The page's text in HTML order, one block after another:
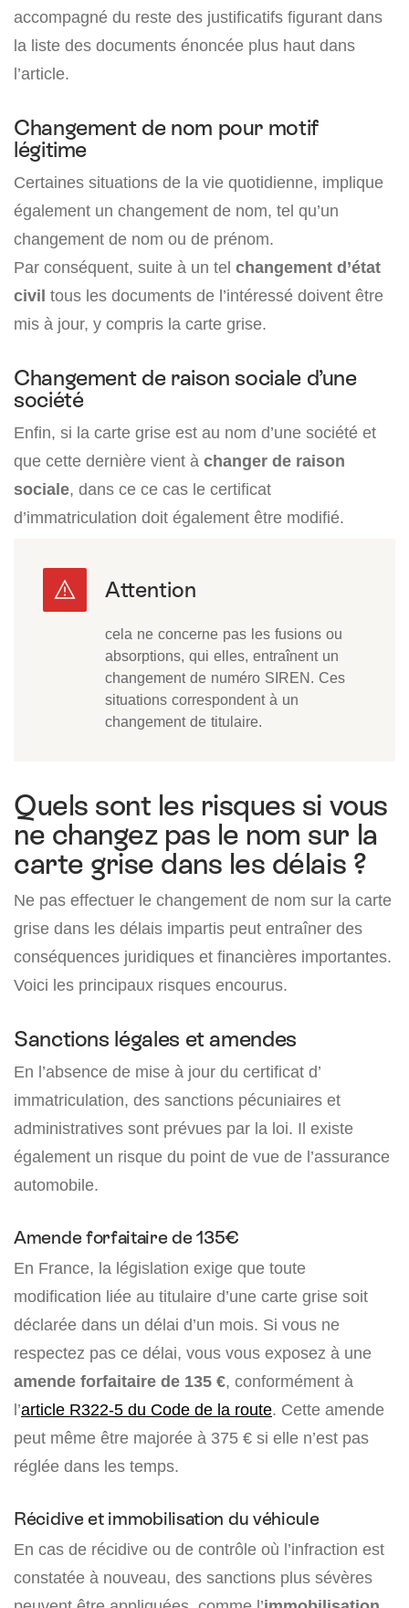
accompagné du reste des justificatifs figurant dans
la liste des documents énoncée plus haut dans
l’article.
Changement de nom pour motif
légitime
Certaines situations de la vie quotidienne, implique
également un changement de nom, tel qu’un
changement de nom ou de prénom.
Par conséquent, suite à un tel changement d’état
civil tous les documents de l’intéressé doivent être
mis à jour, y compris la carte grise.
Changement de raison sociale d’une
société
Enfin, si la carte grise est au nom d’une société et
que cette dernière vient à changer de raison
sociale, dans ce ce cas le certificat
d’immatriculation doit également être modifié.
cela ne concerne pas les fusions ou
absorptions, qui elles, entraînent un
changement de numéro SIREN. Ces
situations correspondent à un
changement de titulaire.
Quels sont les risques si vous
ne changez pas le nom sur la
carte grise dans les délais ?
Ne pas effectuer le changement de nom sur la carte
grise dans les délais impartis peut entraîner des
conséquences juridiques et financières importantes.
Voici les principaux risques encourus.
Sanctions légales et amendes
En l’absence de mise à jour du certificat d’
immatriculation, des sanctions pécuniaires et
administratives sont prévues par la loi. Il existe
également un risque du point de vue de l’assurance
automobile.
Amende forfaitaire de 135€
En France, la législation exige que toute
modification liée au titulaire d’une carte grise soit
déclarée dans un délai d’un mois. Si vous ne
respectez pas ce délai, vous vous exposez à une
amende forfaitaire de 135 €, conformément à
l’article R322-5 du Code de la route. Cette amende
peut même être majorée à 375 € si elle n’est pas
réglée dans les temps.
Récidive et immobilisation du véhicule
En cas de récidive ou de contrôle où l’infraction est
constatée à nouveau, des sanctions plus sévères